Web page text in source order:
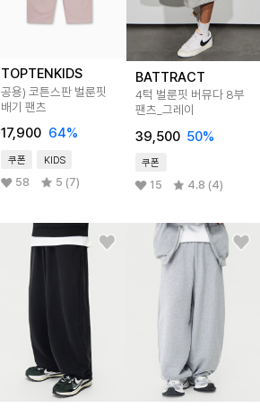
TOPTENKIDS
공용) 코튼스판 벌룬핏
배기 팬츠
17,900 64%
쿠폰 KIDS
58 5 (7)
BATTRACT
4턱 벌룬핏 버뮤다 8부
팬츠_그레이
39,500 50%
쿠폰
15 4.8 (4)